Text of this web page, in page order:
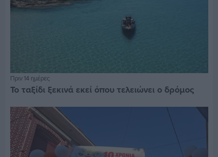
Πριν 14 ημέρες
Το ταξίδι ξεκινά εκεί όπου τελειώνει ο δρόμος